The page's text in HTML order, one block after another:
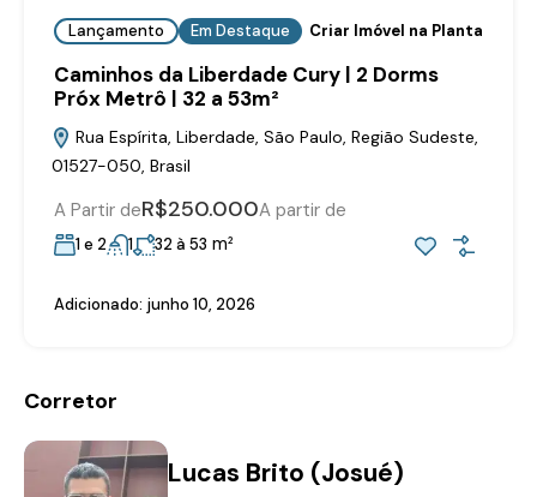
Lançamento Em Destaque Criar Imóvel na Planta
Caminhos da Liberdade Cury | 2 Dorms
Próx Metrô | 32 a 53m²
Rua Espírita, Liberdade, São Paulo, Região Sudeste,
01527-050, Brasil
A Partir deR$250.000A partir de
1 e 2 1 32 à 53 m²
Adicionado: junho 10, 2026
Corretor
Lucas Brito (Josué)